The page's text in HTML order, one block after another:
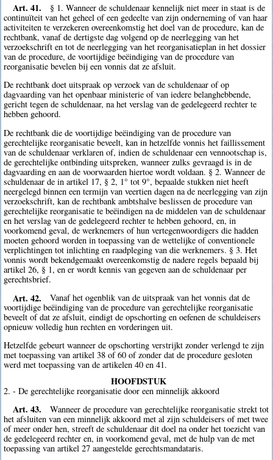
Art. 41.
§ 1. Wanneer de schuldenaar kennelijk niet meer in staat is de
continuïteit van het geheel of een gedeelte van zijn onderneming of van haar
activiteiten te verzekeren overeenkomstig het doel van de procedure, kan de
rechtbank, vanaf de dertigste dag volgend op de neerlegging van het
verzoekschrift en tot de neerlegging van het reorganisatieplan in het dossier
van de procedure, de voortijdige beëindiging van de procedure van
reorganisatie bevelen bij een vonnis dat ze afsluit.
De rechtbank doet uitspraak op verzoek van de schuldenaar of op
dagvaarding van het openbaar ministerie of van iedere belanghebbende,
gericht tegen de schuldenaar, na het verslag van de gedelegeerd rechter te
hebben gehoord.
De rechtbank die de voortijdige beëindiging van de procedure van
gerechtelijke reorganisatie beveelt, kan in hetzelfde vonnis het faillissement
van de schuldenaar verklaren of, indien de schuldenaar een vennootschap is,
de gerechtelijke ontbinding uitspreken, wanneer zulks gevraagd is in de
dagvaarding en aan de voorwaarden hiertoe wordt voldaan. § 2. Wanneer de
schuldenaar de in artikel 17, § 2, 1° tot 9°, bepaalde stukken niet heeft
neergelegd binnen een termijn van veertien dagen na de neerlegging van zijn
verzoekschrift, kan de rechtbank ambtshalve beslissen de procedure van
gerechtelijke reorganisatie te beëindigen na de middelen van de schuldenaar
en het verslag van de gedelegeerd rechter te hebben gehoord, en, in
voorkomend geval, de werknemers of hun vertegenwoordigers die hadden
moeten gehoord worden in toepassing van de wettelijke of conventionele
verplichtingen tot inlichting en raadpleging van die werknemers. § 3. Het
vonnis wordt bekendgemaakt overeenkomstig de nadere regels bepaald bij
artikel 26, § 1, en er wordt kennis van gegeven aan de schuldenaar per
gerechtsbrief.
Art. 42.
Vanaf het ogenblik van de uitspraak van het vonnis dat de
voortijdige beëindiging van de procedure van gerechtelijke reorganisatie
beveelt of dat ze afsluit, eindigt de opschorting en oefenen de schuldeisers
opnieuw volledig hun rechten en vorderingen uit.
Hetzelfde gebeurt wanneer de opschorting verstrijkt zonder verlengd te zijn
met toepassing van artikel 38 of 60 of zonder dat de procedure gesloten
werd met toepassing van de artikelen 40 en 41.
HOOFDSTUK
2. - De gerechtelijke reorganisatie door een minnelijk akkoord
Art. 43.
Wanneer de procedure van gerechtelijke reorganisatie strekt tot
het afsluiten van een minnelijk akkoord met al zijn schuldeisers of met twee
of meer onder hen, streeft de schuldenaar dit doel na onder het toezicht van
de gedelegeerd rechter en, in voorkomend geval, met de hulp van de met
toepassing van artikel 27 aangestelde gerechtsmandataris.